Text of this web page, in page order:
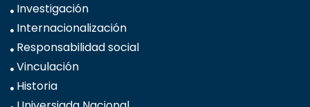
Investigación
Internacionalización
Responsabilidad social
Vinculación
Historia